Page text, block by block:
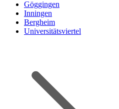
Göggingen
Inningen
Bergheim
Universitätsviertel